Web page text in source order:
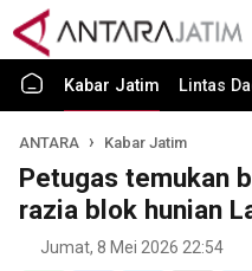
Kabar Jatim Lintas
ANTARA Kabar Jatim
Petugas temukan
razia blok hunian
Jumat, 8 Mei 2026 22:54